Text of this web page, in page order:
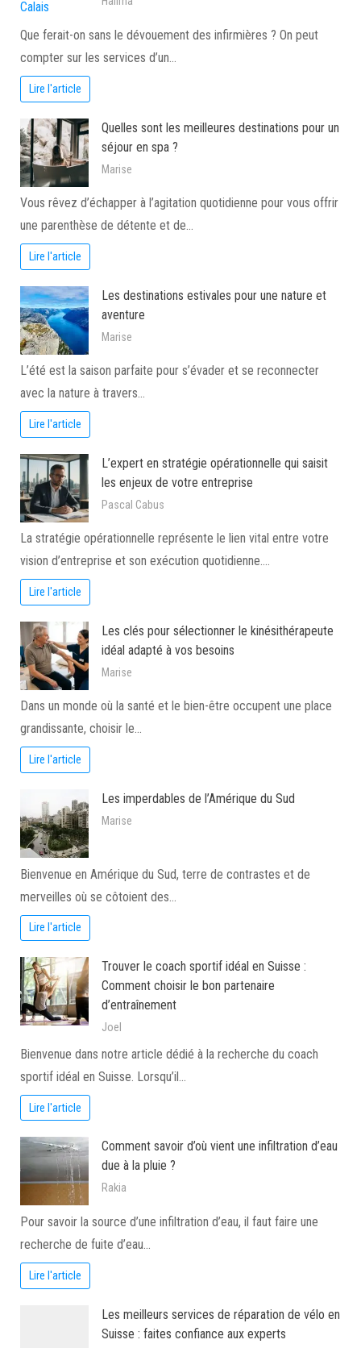
Que ferait-on sans le dévouement des infirmières ? On peut
compter sur les services d’un…
Lire l'article
Quelles sont les meilleures destinations pour un
séjour en spa ?
Marise
Vous rêvez d’échapper à l’agitation quotidienne pour vous offrir
une parenthèse de détente et de…
Lire l'article
Les destinations estivales pour une nature et
aventure
Marise
L’été est la saison parfaite pour s’évader et se reconnecter
avec la nature à travers…
Lire l'article
L’expert en stratégie opérationnelle qui saisit
les enjeux de votre entreprise
Pascal Cabus
La stratégie opérationnelle représente le lien vital entre votre
vision d’entreprise et son exécution quotidienne.…
Lire l'article
Les clés pour sélectionner le kinésithérapeute
idéal adapté à vos besoins
Marise
Dans un monde où la santé et le bien-être occupent une place
grandissante, choisir le…
Lire l'article
Les imperdables de l’Amérique du Sud
Marise
Bienvenue en Amérique du Sud, terre de contrastes et de
merveilles où se côtoient des…
Lire l'article
Trouver le coach sportif idéal en Suisse :
Comment choisir le bon partenaire
d’entraînement
Joel
Bienvenue dans notre article dédié à la recherche du coach
sportif idéal en Suisse. Lorsqu’il…
Lire l'article
Comment savoir d’où vient une infiltration d’eau
due à la pluie ?
Rakia
Pour savoir la source d’une infiltration d’eau, il faut faire une
recherche de fuite d’eau…
Lire l'article
Les meilleurs services de réparation de vélo en
Suisse : faites confiance aux experts